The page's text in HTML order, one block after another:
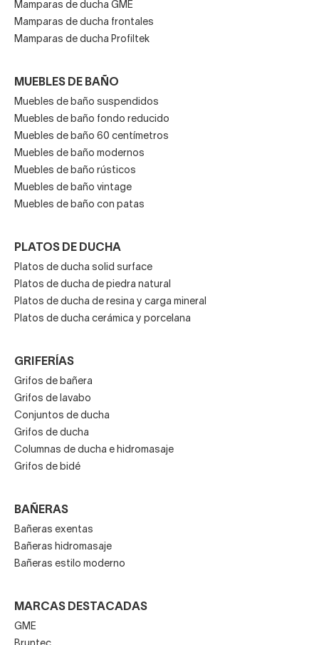
Mamparas de ducha GME
Mamparas de ducha frontales
Mamparas de ducha Profiltek
MUEBLES DE BAÑO
Muebles de baño suspendidos
Muebles de baño fondo reducido
Muebles de baño 60 centímetros
Muebles de baño modernos
Muebles de baño rústicos
Muebles de baño vintage
Muebles de baño con patas
PLATOS DE DUCHA
Platos de ducha solid surface
Platos de ducha de piedra natural
Platos de ducha de resina y carga mineral
Platos de ducha cerámica y porcelana
GRIFERÍAS
Grifos de bañera
Grifos de lavabo
Conjuntos de ducha
Grifos de ducha
Columnas de ducha e hidromasaje
Grifos de bidé
BAÑERAS
Bañeras exentas
Bañeras hidromasaje
Bañeras estilo moderno
MARCAS DESTACADAS
GME